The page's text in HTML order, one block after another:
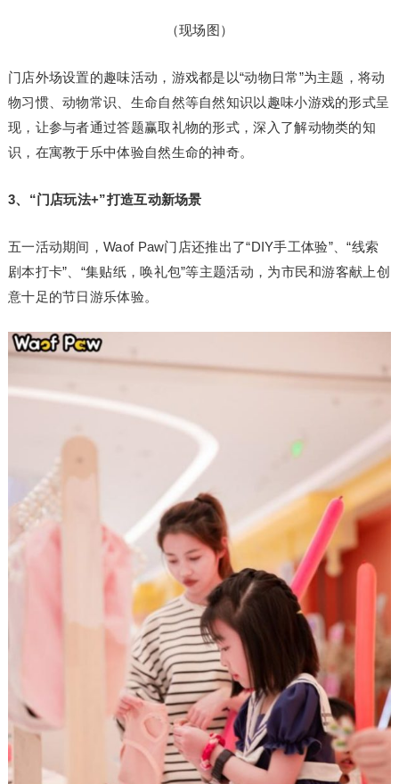
（现场图）
门店外场设置的趣味活动，游戏都是以“动物日常”为主题，将动
物习惯、动物常识、生命自然等自然知识以趣味小游戏的形式呈
现，让参与者通过答题赢取礼物的形式，深入了解动物类的知
识，在寓教于乐中体验自然生命的神奇。
3、“门店玩法+”打造互动新场景
五一活动期间，Waof Paw门店还推出了“DIY手工体验”、“线索
剧本打卡”、“集贴纸，唤礼包”等主题活动，为市民和游客献上创
意十足的节日游乐体验。